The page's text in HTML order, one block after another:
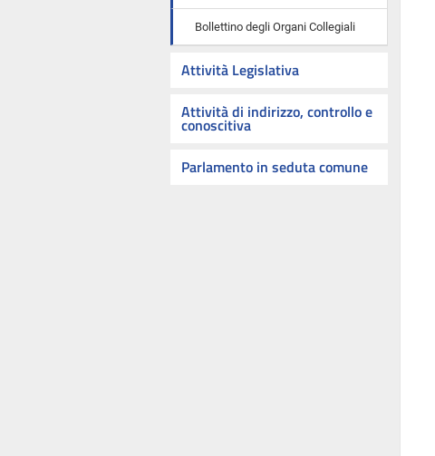
Bollettino degli Organi Collegiali
Attività Legislativa
Attività di indirizzo, controllo e
conoscitiva
Parlamento in seduta comune